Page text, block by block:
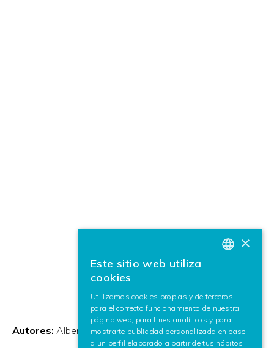
Autores: Alberto Larzabal and Jorge Posada
ENGLISH
×
Este sitio web utiliza
cookies
Utilizamos cookies propias y de terceros
para el correcto funcionamiento de nuestra
página web, para fines analíticos y para
mostrarte publicidad personalizada en base
a un perfil elaborado a partir de tus hábitos